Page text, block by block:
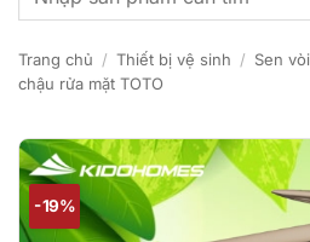
kiếm:
Trang chủ / Thiết bị vệ sinh / Sen vòi
chậu rửa mặt TOTO
-19%